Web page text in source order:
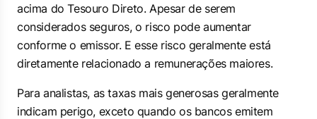
acima do Tesouro Direto. Apesar de serem
considerados seguros, o risco pode aumentar
conforme o emissor. E esse risco geralmente está
diretamente relacionado a remunerações maiores.
Para analistas, as taxas mais generosas geralmente
indicam perigo, exceto quando os bancos emitem